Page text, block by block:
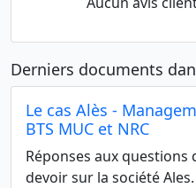
Derniers documents
Le cas Alès -
BTS MUC et NRC
Réponses aux questions
devoir sur la société